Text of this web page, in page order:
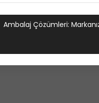
Ambalaj Çözümleri: